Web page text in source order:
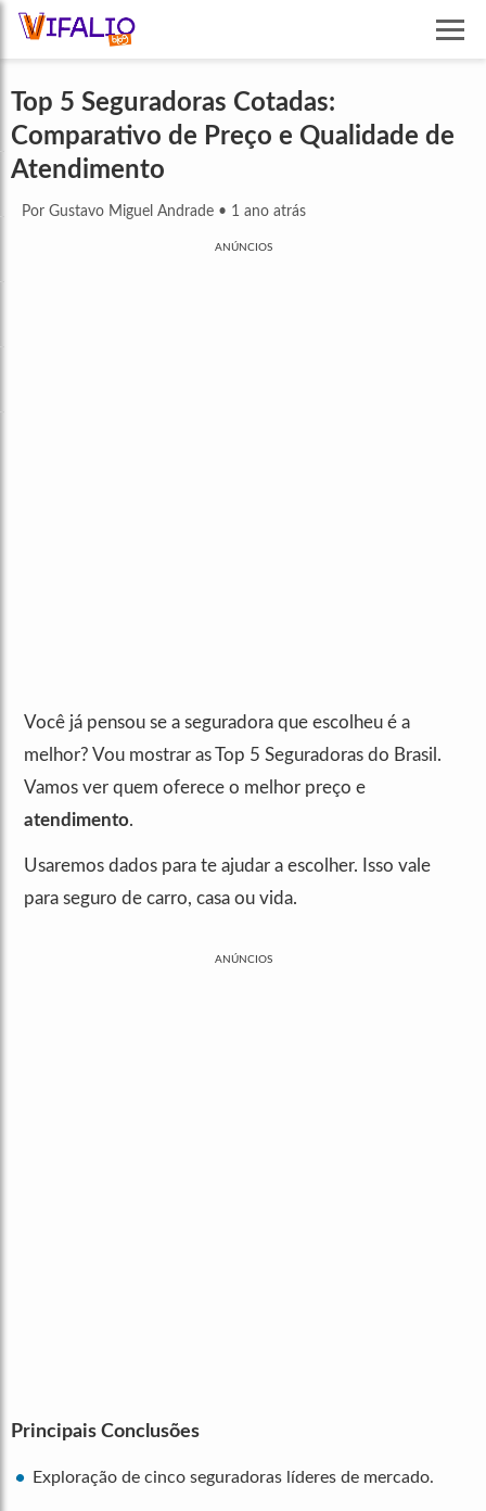
Top 5 Seguradoras Cotadas:
Comparativo de Preço e Qualidade de
Atendimento
Por Gustavo Miguel Andrade • 1 ano atrás
ANÚNCIOS
Você já pensou se a seguradora que escolheu é a
melhor? Vou mostrar as Top 5 Seguradoras do Brasil.
Vamos ver quem oferece o melhor preço e
atendimento.
Usaremos dados para te ajudar a escolher. Isso vale
para seguro de carro, casa ou vida.
ANÚNCIOS
Principais Conclusões
Exploração de cinco seguradoras líderes de mercado.